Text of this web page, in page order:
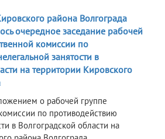
района Волгограда
очередное заседание рабочей
комиссии по
занятости в
на территории Кировского
о рабочей группе
по противодействию
в Волгоградской области на